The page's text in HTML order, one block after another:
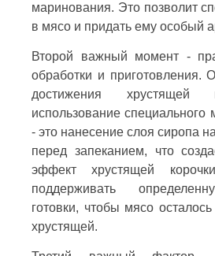
маринования. Это позволит
в мясо и придать ему особый
Второй важный момент -
обработки и приготовления.
достижения хрустящей
использование специального
- это нанесение слоя сиропа
перед запеканием, что
эффект хрустящей
поддерживать
готовки, чтобы мясо
хрустящей.